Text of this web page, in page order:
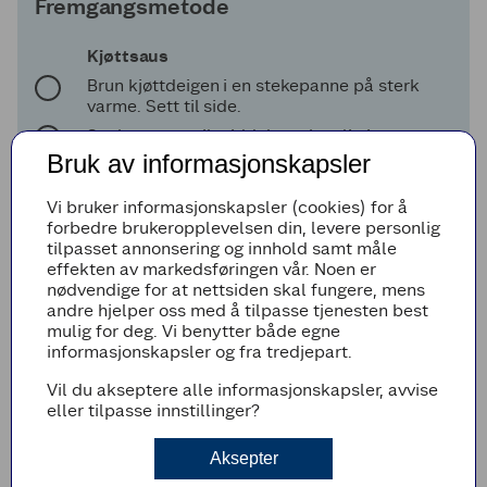
Fremgangsmetode
Kjøttsaus
Brun kjøttdeigen i en stekepanne på sterk
varme. Sett til side.
Senk varmen til middels og ha olje i
stekepannen. Finhakk løk og la den surre i
stekepannen til den blir blank og myk. Tilsett
finhakket hvitløk og raspet gulrot, og
eventuelt andre grønnsakrester du måtte ha.
La alt surre 1-2 minutter under omrøring.
Tilsett kjøttdeigen og hell over hermetiske
tomater, tomatpuré, buljong og
paprikapulver. Kok opp og smak til med
sukker, salt og pepper.
La kjøttsausen koke inn på svak varme i 20-
30 minutter. Rør inn finhakket basilikum rett
før sausen skal legges i den ildfaste formen.
Hvit saus
Smelt smøret forsiktig i en kasserolle på
Bruk av informasjonskapsler
Vi bruker informasjonskapsler (cookies) for å
forbedre brukeropplevelsen din, levere personlig
tilpasset annonsering og innhold samt måle
effekten av markedsføringen vår. Noen er
nødvendige for at nettsiden skal fungere, mens
andre hjelper oss med å tilpasse tjenesten best
mulig for deg. Vi benytter både egne
informasjonskapsler og fra tredjepart.
Vil du akseptere alle informasjonskapsler, avvise
eller tilpasse innstillinger?
Aksepter